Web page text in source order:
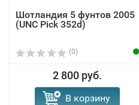
Шотландия 5 фунтов 2005
(UNC Pick 352d)
(0)
2 800 руб.
В корзину